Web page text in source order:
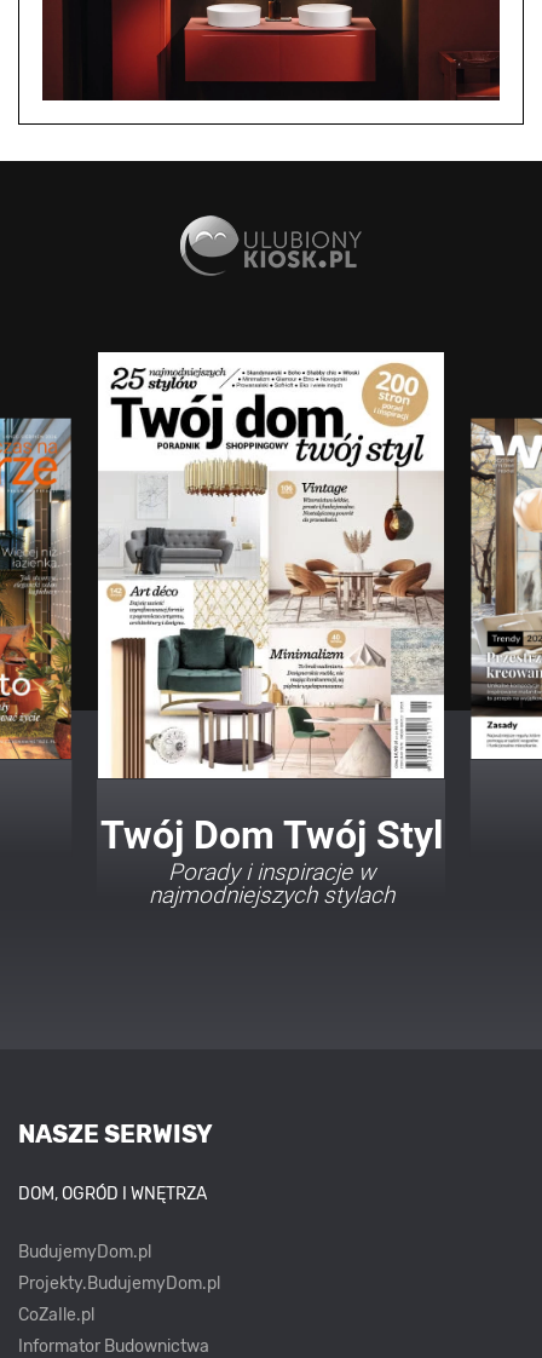
Twój Dom Twój Styl
Porady i inspiracje w
najmodniejszych stylach
NASZE SERWISY
DOM, OGRÓD I WNĘTRZA
BudujemyDom.pl
Projekty.BudujemyDom.pl
CoZaIle.pl
Informator Budownictwa